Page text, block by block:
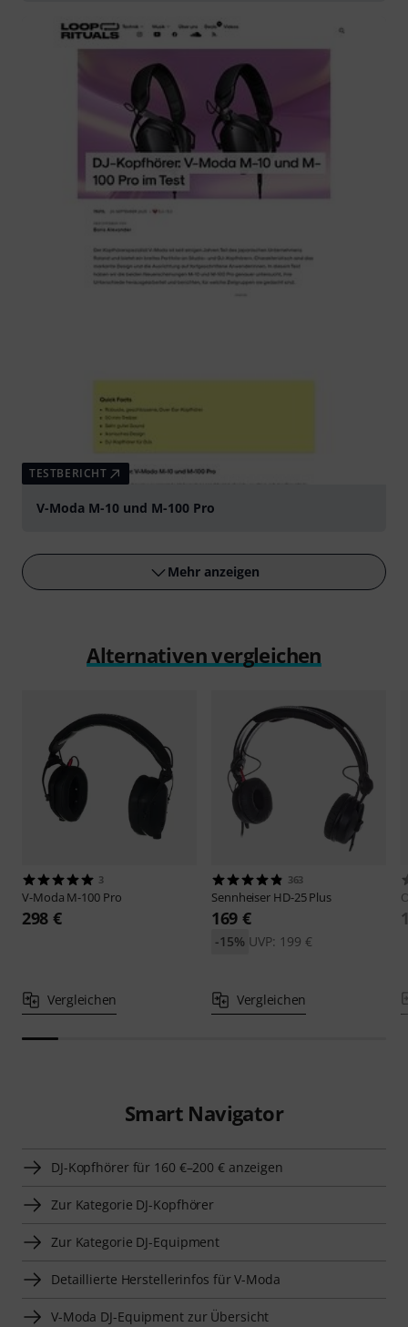
TESTBERICHT
V-Moda M-10 und M-100 Pro
Mehr anzeigen
Alternativen vergleichen
3
V-Moda M-100 Pro
298 €
Vergleichen
363
Sennheiser HD-25 Plus
169 €
UVP: 199 €
-15%
Vergleichen
Smart Navigator
DJ-Kopfhörer für 160 €–200 € anzeigen
Zur Kategorie DJ-Kopfhörer
Zur Kategorie DJ-Equipment
Detaillierte Herstellerinfos für V-Moda
V-Moda DJ-Equipment zur Übersicht